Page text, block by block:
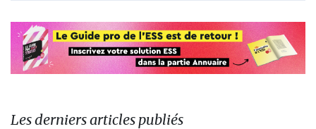
Les derniers articles publiés